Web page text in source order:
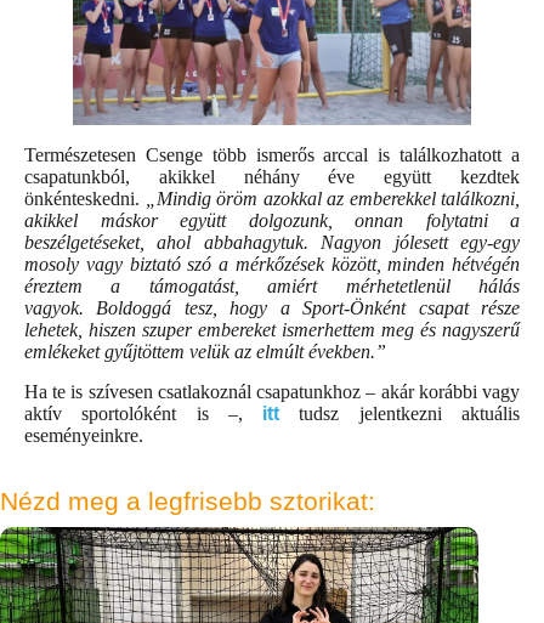
Természetesen Csenge több ismerős arccal is találkozhatott a
csapatunkból, akikkel néhány éve együtt kezdtek
önkénteskedni. „Mindig öröm azokkal az emberekkel találkozni,
akikkel máskor együtt dolgozunk, onnan folytatni a
beszélgetéseket, ahol abbahagytuk. Nagyon jólesett egy-egy
mosoly vagy biztató szó a mérkőzések között, minden hétvégén
éreztem a támogatást, amiért mérhetetlenül hálás
vagyok.
Boldoggá tesz, hogy a Sport-Önként csapat része
lehetek, hiszen szuper embereket ismerhettem meg és nagyszerű
emlékeket gyűjtöttem velük az elmúlt években.”
Ha te is szívesen csatlakoznál csapatunkhoz – akár korábbi vagy
aktív sportolóként is –, itt tudsz jelentkezni aktuális
eseményeinkre.
Nézd meg a legfrisebb sztorikat: